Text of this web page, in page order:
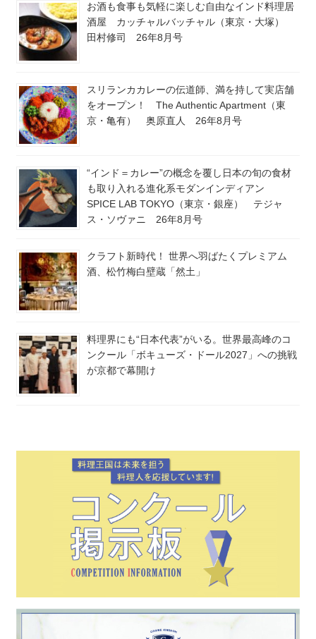
お酒も食事も気軽に楽しむ自由なインド料理居
酒屋 カッチャルバッチャル（東京・大塚）
田村修司 26年8月号
スリランカカレーの伝道師、満を持して実店舗
をオープン！ The Authentic Apartment（東
京・亀有） 奥原直人 26年8月号
“インド＝カレー”の概念を覆し日本の旬の食材
も取り入れる進化系モダンインディアン
SPICE LAB TOKYO（東京・銀座） テジャ
ス・ソヴァニ 26年8月号
クラフト新時代！ 世界へ羽ばたくプレミアム
酒、松竹梅白壁蔵「然土」
料理界にも“日本代表”がいる。世界最高峰のコ
ンクール「ボキューズ・ドール2027」への挑戦
が京都で幕開け